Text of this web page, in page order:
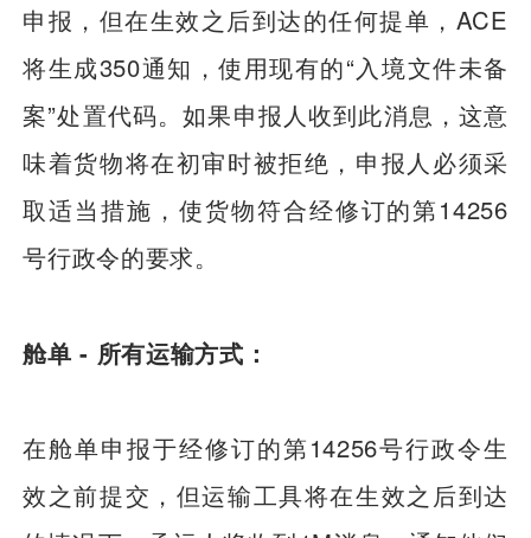
申报，但在生效之后到达的任何提单，ACE
将生成350通知，使用现有的“入境文件未备
案”处置代码。如果申报人收到此消息，这意
味着货物将在初审时被拒绝，申报人必须采
取适当措施，使货物符合经修订的第14256
号行政令的要求。
舱单 - 所有运输方式：
在舱单申报于经修订的第14256号行政令生
效之前提交，但运输工具将在生效之后到达